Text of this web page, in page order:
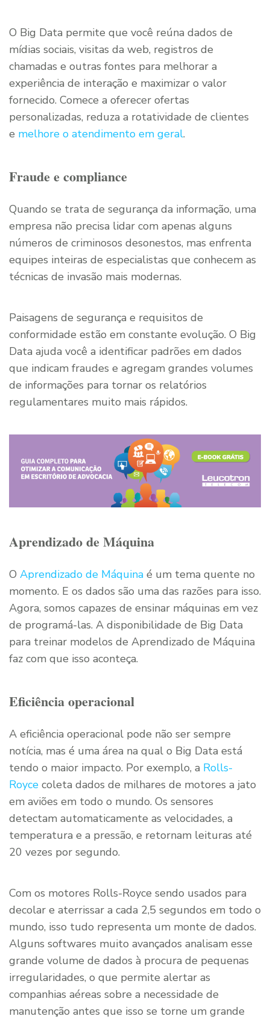
O Big Data permite que você reúna dados de
mídias sociais, visitas da web, registros de
chamadas e outras fontes para melhorar a
experiência de interação e maximizar o valor
fornecido. Comece a oferecer ofertas
personalizadas, reduza a rotatividade de clientes
e melhore o atendimento em geral.
Fraude e compliance
Quando se trata de segurança da informação, uma
empresa não precisa lidar com apenas alguns
números de criminosos desonestos, mas enfrenta
equipes inteiras de especialistas que conhecem as
técnicas de invasão mais modernas.
Paisagens de segurança e requisitos de
conformidade estão em constante evolução. O Big
Data ajuda você a identificar padrões em dados
que indicam fraudes e agregam grandes volumes
de informações para tornar os relatórios
regulamentares muito mais rápidos.
Aprendizado de Máquina
O Aprendizado de Máquina é um tema quente no
momento. E os dados são uma das razões para isso.
Agora, somos capazes de ensinar máquinas em vez
de programá-las. A disponibilidade de Big Data
para treinar modelos de Aprendizado de Máquina
faz com que isso aconteça.
Eficiência operacional
A eficiência operacional pode não ser sempre
notícia, mas é uma área na qual o Big Data está
tendo o maior impacto. Por exemplo, a Rolls-
Royce coleta dados de milhares de motores a jato
em aviões em todo o mundo. Os sensores
detectam automaticamente as velocidades, a
temperatura e a pressão, e retornam leituras até
20 vezes por segundo.
Com os motores Rolls-Royce sendo usados para
decolar e aterrissar a cada 2,5 segundos em todo o
mundo, isso tudo representa um monte de dados.
Alguns softwares muito avançados analisam esse
grande volume de dados à procura de pequenas
irregularidades, o que permite alertar as
companhias aéreas sobre a necessidade de
manutenção antes que isso se torne um grande